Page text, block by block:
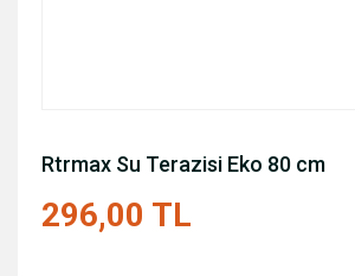
Rtrmax Su Terazisi Eko 80 cm
296,00 TL